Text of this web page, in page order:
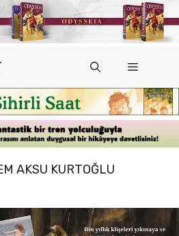
Menü
AKSU KURTOĞLU